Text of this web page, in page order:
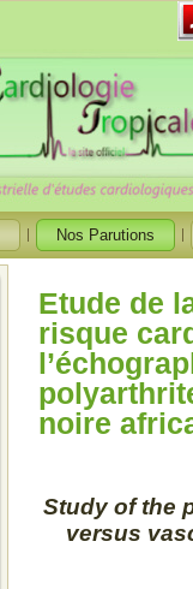
Nos Parutions
Etude de
risque
noire
Study of the
versus